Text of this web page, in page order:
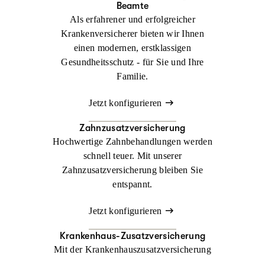
Beamte
Als erfahrener und erfolgreicher
Krankenversicherer bieten wir Ihnen
einen modernen, erstklassigen
Gesundheitsschutz - für Sie und Ihre
Familie.
Jetzt konfigurieren
Zahnzusatzversicherung
Hochwertige Zahnbehandlungen werden
schnell teuer. Mit unserer
Zahnzusatzversicherung bleiben Sie
entspannt.
Jetzt konfigurieren
Krankenhaus-Zusatzversicherung
Mit der Krankenhauszusatzversicherung